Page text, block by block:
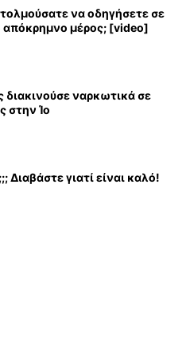
να οδηγήσετε σε
απόκρημνο μέρος; [video]
διακινούσε ναρκωτικά σε
στην Ίο
Διαβάστε γιατί είναι καλό!